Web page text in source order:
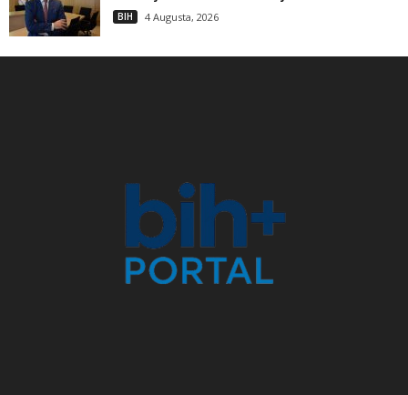
BIH 4 Augusta, 2026